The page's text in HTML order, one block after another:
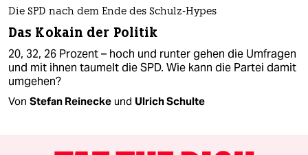
Die SPD nach dem Ende des Schulz-Hypes
Das Kokain der Politik
20, 32, 26 Prozent – hoch und runter gehen die Umfragen
und mit ihnen taumelt die SPD. Wie kann die Partei damit
umgehen?
Von Stefan Reinecke und Ulrich Schulte